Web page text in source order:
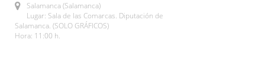
Salamanca (Salamanca)
Lugar: Sala de las Comarcas. Diputación de
Salamanca. (SOLO GRÁFICOS)
Hora: 11:00 h.